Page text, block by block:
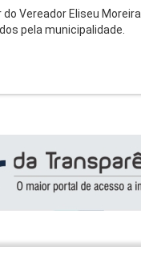
Vereador Eliseu
pela municipalidade.